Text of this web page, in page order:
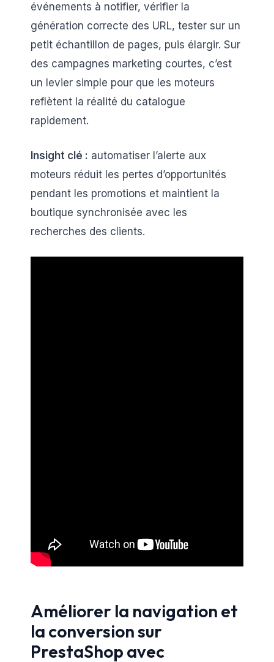
événements à notifier, vérifier la
génération correcte des URL, tester sur un
petit échantillon de pages, puis élargir. Sur
des campagnes marketing courtes, c’est
un levier simple pour que les moteurs
reflètent la réalité du catalogue
rapidement.
Insight clé : automatiser l’alerte aux
moteurs réduit les pertes d’opportunités
pendant les promotions et maintient la
boutique synchronisée avec les
recherches des clients.
Améliorer la navigation et
la conversion sur
PrestaShop avec